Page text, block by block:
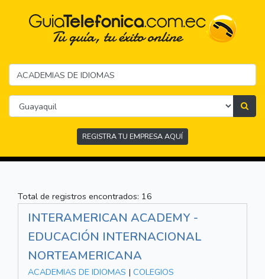
REGISTRA TU EMPRESA AQUÍ
Total de registros encontrados: 16
INTERAMERICAN ACADEMY -
EDUCACIÓN INTERNACIONAL
NORTEAMERICANA
ACADEMIAS DE IDIOMAS | COLEGIOS